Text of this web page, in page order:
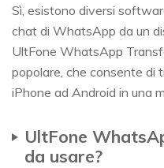
Sì, esistono diversi
chat di WhatsApp da un
UltFone WhatsApp
popolare, che consente
iPhone ad Android in una
UltFone
da usare?